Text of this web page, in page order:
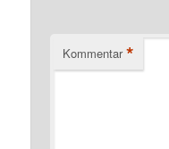
Kommentar *